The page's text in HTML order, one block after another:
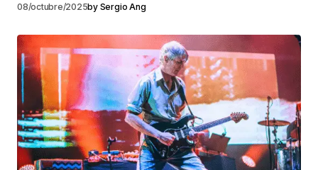
08/octubre/2025by Sergio Ang